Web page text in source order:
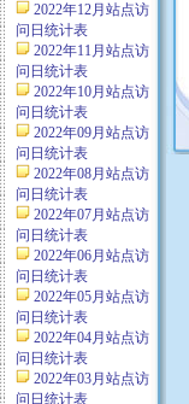
2022年12月站点访
问日统计表
2022年11月站点访
问日统计表
2022年10月站点访
问日统计表
2022年09月站点访
问日统计表
2022年08月站点访
问日统计表
2022年07月站点访
问日统计表
2022年06月站点访
问日统计表
2022年05月站点访
问日统计表
2022年04月站点访
问日统计表
2022年03月站点访
问日统计表